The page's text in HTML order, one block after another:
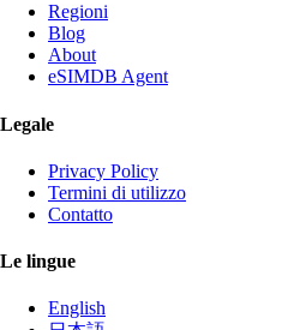
Regioni
Blog
About
eSIMDB Agent
Legale
Privacy Policy
Termini di utilizzo
Contatto
Le lingue
English